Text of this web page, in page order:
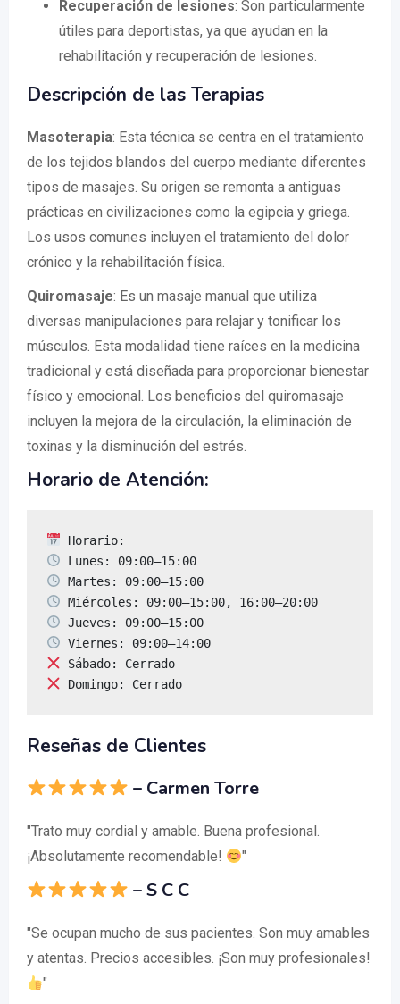
Recuperación de lesiones: Son particularmente
útiles para deportistas, ya que ayudan en la
rehabilitación y recuperación de lesiones.
Descripción de las Terapias
Masoterapia: Esta técnica se centra en el tratamiento
de los tejidos blandos del cuerpo mediante diferentes
tipos de masajes. Su origen se remonta a antiguas
prácticas en civilizaciones como la egipcia y griega.
Los usos comunes incluyen el tratamiento del dolor
crónico y la rehabilitación física.
Quiromasaje: Es un masaje manual que utiliza
diversas manipulaciones para relajar y tonificar los
músculos. Esta modalidad tiene raíces en la medicina
tradicional y está diseñada para proporcionar bienestar
físico y emocional. Los beneficios del quiromasaje
incluyen la mejora de la circulación, la eliminación de
toxinas y la disminución del estrés.
Horario de Atención:
Domingo: Cerrado
Reseñas de Clientes
– Carmen Torre
"Trato muy cordial y amable. Buena profesional.
¡Absolutamente recomendable!
"
– S C C
"Se ocupan mucho de sus pacientes. Son muy amables
y atentas. Precios accesibles. ¡Son muy profesionales!
"